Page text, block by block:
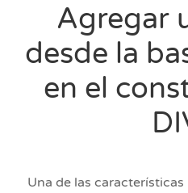
Agregar
desde la
en el
Una de las